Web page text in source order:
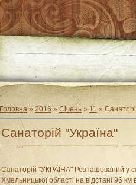
Головна » 2016 » Січень » 11 »
Санаторій "Україна"
Санаторій "УКРАЇНА" Розташований у
Хмельницької області на відстані 96 км